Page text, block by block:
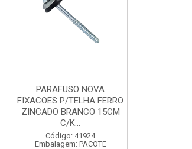
PARAFUSO NOVA
FIXACOES P/TELHA FERRO
ZINCADO BRANCO 15CM
C/K...
Código: 41924
Embalagem: PACOTE